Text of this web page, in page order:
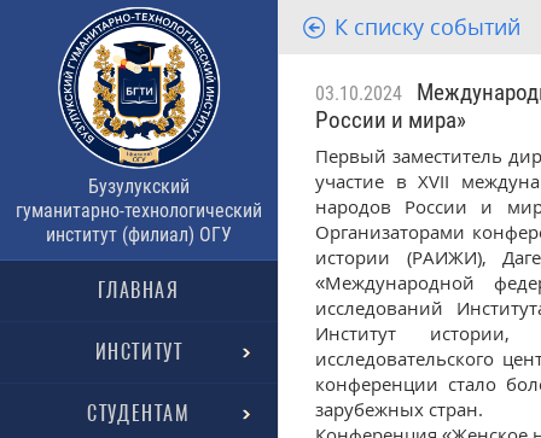
Бузулукский
гуманитарно-технологический
институт (филиал) ОГУ
ГЛАВНАЯ
ИНСТИТУТ
СТУДЕНТАМ
К списку событий
03.10.2024
России и мира»
Первый заместитель
участие в XVII
народов России и
Организаторами
истории (РАИЖИ),
«Международной
исследований
Институт истории,
исследовательского
конференции стало
зарубежных стран.